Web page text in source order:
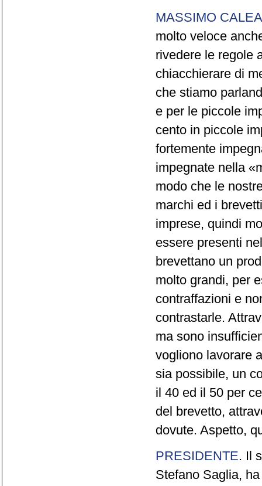
MASSIMO
molto veloce
rivedere le regole
chiacchierare di
che stiamo
e per le piccole
cento in piccole
fortemente
impegnate nella
modo che le
marchi ed i
imprese, quindi
essere presenti
brevettano un
molto grandi, per
contraffazioni e
contrastarle.
ma sono
vogliono lavorare
sia possibile, un
il 40 ed il 50 per
del brevetto,
dovute. Aspetto,
PRESIDENTE. Il
Stefano Saglia,